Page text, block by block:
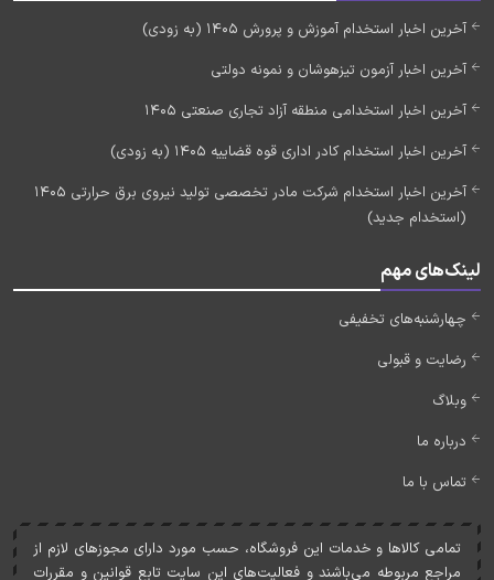
آخرین اخبار استخدام آموزش و پرورش 1405 (به زودی)
آخرین اخبار آزمون تیزهوشان و نمونه دولتی
آخرین اخبار استخدامی منطقه آزاد تجاری صنعتی 1405
آخرین اخبار استخدام کادر اداری قوه قضاییه 1405 (به زودی)
آخرین اخبار استخدام شرکت مادر تخصصی تولید نیروی برق حرارتی 1405
(استخدام جدید)
لینک‌های مهم
چهارشنبه‌های تخفیفی
رضایت و قبولی
وبلاگ
درباره ما
تماس با ما
تمامی کالاها و خدمات اين فروشگاه، حسب مورد دارای مجوزهای لازم از
مراجع مربوطه می‌باشند و فعاليت‌های اين سايت تابع قوانين و مقررات